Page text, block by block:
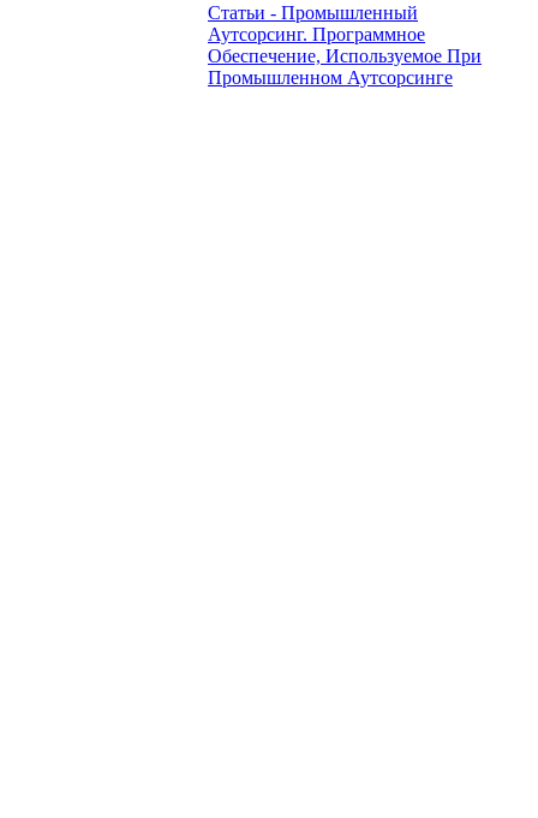
Статьи - Промышленный
Аутсорсинг. Программное
Обеспечение, Используемое При
Промышленном Аутсорсинге